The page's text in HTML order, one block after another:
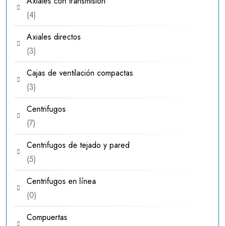
44
productos
Axiales directos
33
productos
Cajas de ventilación compactas
33
productos
Centrifugos
77
productos
Centrifugos de tejado y pared
55
productos
Centrifugos en línea
00
productos
Compuertas